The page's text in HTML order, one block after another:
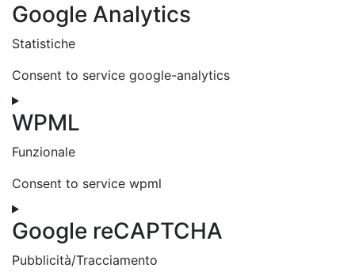
Google Analytics
Statistiche
Consent to service google-analytics
WPML
Funzionale
Consent to service wpml
Google reCAPTCHA
Pubblicità/Tracciamento